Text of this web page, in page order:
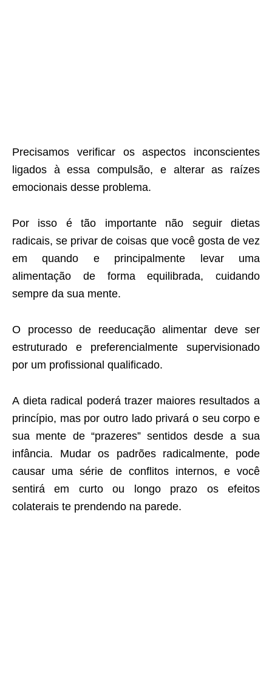
Precisamos verificar os aspectos inconscientes
ligados à essa compulsão, e alterar as raízes
emocionais desse problema.
Por isso é tão importante não seguir dietas
radicais, se privar de coisas que você gosta de vez
em quando e principalmente levar uma
alimentação de forma equilibrada, cuidando
sempre da sua mente.
O processo de reeducação alimentar deve ser
estruturado e preferencialmente supervisionado
por um profissional qualificado.
A dieta radical poderá trazer maiores resultados a
princípio, mas por outro lado privará o seu corpo e
sua mente de “prazeres” sentidos desde a sua
infância. Mudar os padrões radicalmente, pode
causar uma série de conflitos internos, e você
sentirá em curto ou longo prazo os efeitos
colaterais te prendendo na parede.